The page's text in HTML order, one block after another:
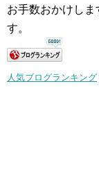
お手数おかけしま
す。
人気ブログランキング